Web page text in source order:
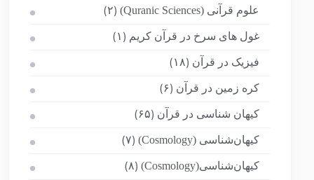
علوم قرآنی (Quranic Sciences) (۲)
غول های سرخ در قرآن کریم (۱)
فیزیک در قرآن (۱۸)
کره زمین در قرآن (۶)
کیهان شناسی در قرآن (۶۵)
کیهان‌شناسی (Cosmology) (۷)
کیهان‌شناسی(Cosmology) (۸)